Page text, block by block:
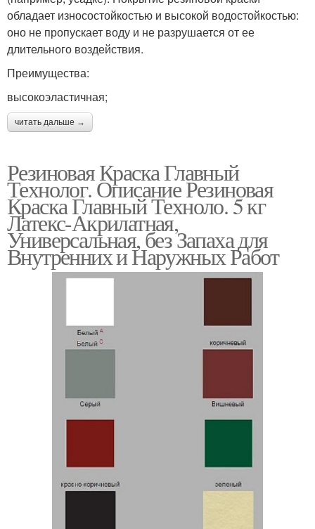
обладает износостойкостью и высокой водостойкостью:
оно не пропускает воду и не разрушается от ее
длительного воздействия.
Преимущества:
высокоэластичная;
читать дальше →
Резиновая Краска Главный
Технолог. Описание Резиновая
Краска Главный Техноло. 5 кг
Латекс-Акрилатная,
Универсальная, без Запаха для
Внутренних и Наружных Работ